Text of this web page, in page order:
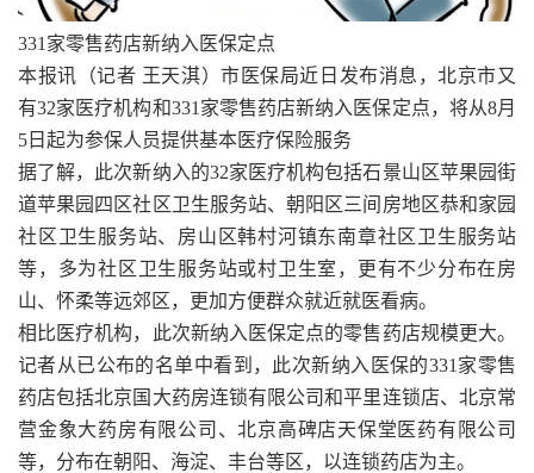
331家零售药店新纳入医保定点
本报讯（记者 王天淇）市医保局近日发布消息，北京市又
有32家医疗机构和331家零售药店新纳入医保定点，将从8月
5日起为参保人员提供基本医疗保险服务
据了解，此次新纳入的32家医疗机构包括石景山区苹果园街
道苹果园四区社区卫生服务站、朝阳区三间房地区恭和家园
社区卫生服务站、房山区韩村河镇东南章社区卫生服务站
等，多为社区卫生服务站或村卫生室，更有不少分布在房
山、怀柔等远郊区，更加方便群众就近就医看病。
相比医疗机构，此次新纳入医保定点的零售药店规模更大。
记者从已公布的名单中看到，此次新纳入医保的331家零售
药店包括北京国大药房连锁有限公司和平里连锁店、北京常
营金象大药房有限公司、北京高碑店天保堂医药有限公司
等，分布在朝阳、海淀、丰台等区，以连锁药店为主。